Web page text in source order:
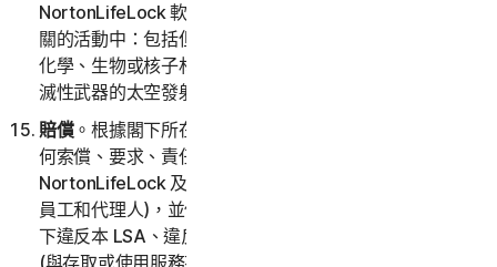
NortonLifeLock 軟體用於 (或利用其助長) 和以下事項相
關的活動中：包括但不限於設計、開發、組建訓練或測試
化學、生物或核子材料、飛彈、無人飛機或可運輸大型毀
滅性武器的太空發射載具。
賠償。根據閣下所在司法管轄區的適用法律，閣下將就任
何索償、要求、責任、損害、損失、成本和費用賠償
NortonLifeLock 及其子公司 (及其相應的營運長、主管、
員工和代理人)，並使他們免受損害。包括但不限於因閣
下違反本 LSA、違反任何法律或規章或任何第三方權利
(與存取或使用服務有關) 而產生的合理律師費用。